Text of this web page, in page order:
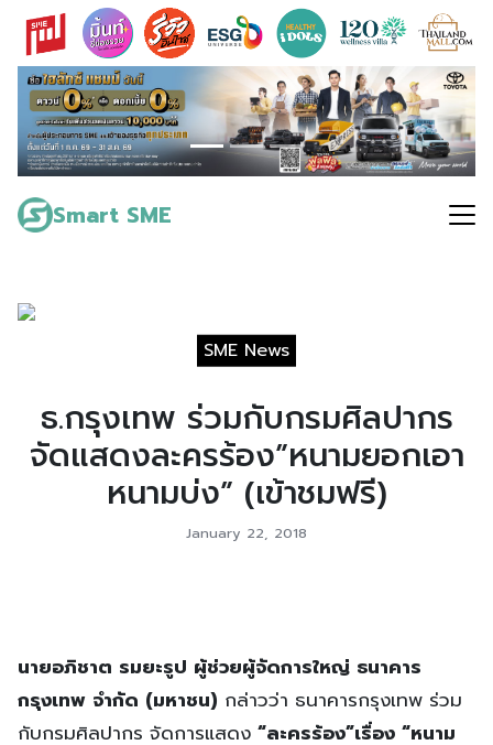
Skip
content
Smart SME
Search
for:
SME News
ธ.กรุงเทพ ร่วมกับกรมศิลปากร
จัดแสดงละครร้อง”หนามยอกเอา
หนามบ่ง” (เข้าชมฟรี)
January 22, 2018
นายอภิชาต รมยะรูป ผู้ช่วยผู้จัดการใหญ่ ธนาคาร
กรุงเทพ จำกัด (มหาชน) กล่าวว่า ธนาคารกรุงเทพ ร่วม
กับกรมศิลปากร จัดการแสดง “ละครร้อง”เรื่อง “หนาม